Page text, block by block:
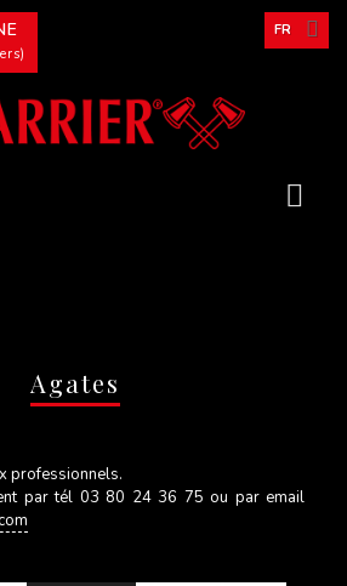
FR
Agates
professionnels.
par tél 03 80 24 36 75 ou par email